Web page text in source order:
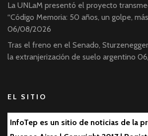
La UNLaM presentó el proyecto
“Código Memoria: 50 años, un golpe,
06/08/2026
Tras el freno en el Senado,
la extranjerización de suelo argentino
EL SITIO
InfoTep es un sitio de noticias de la